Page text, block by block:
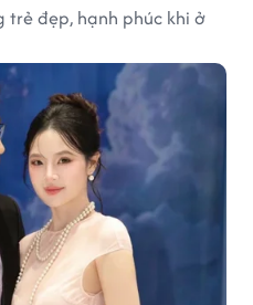
trẻ đẹp, hạnh phúc khi ở